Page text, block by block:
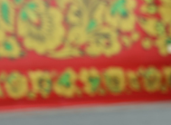
«Самотлорские
становится
мастеров»